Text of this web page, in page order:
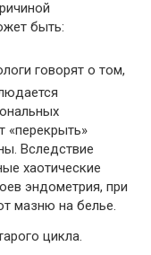
быть:
говорят о том,
«перекрыть»
Вследствие
хаотические
эндометрия, при
мазню на белье.
цикла.